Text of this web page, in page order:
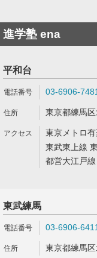
進学塾 ena
平和台
03-6906-7481
東京都練馬
東京メトロ
東武東上線
都営大江戸
東武練馬
03-6906-6411
東京都練馬